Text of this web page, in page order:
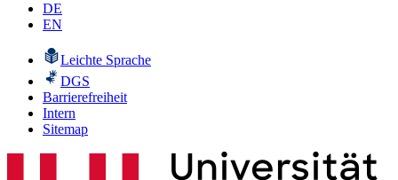
DE
EN
Leichte Sprache
DGS
Barrierefreiheit
Intern
Sitemap